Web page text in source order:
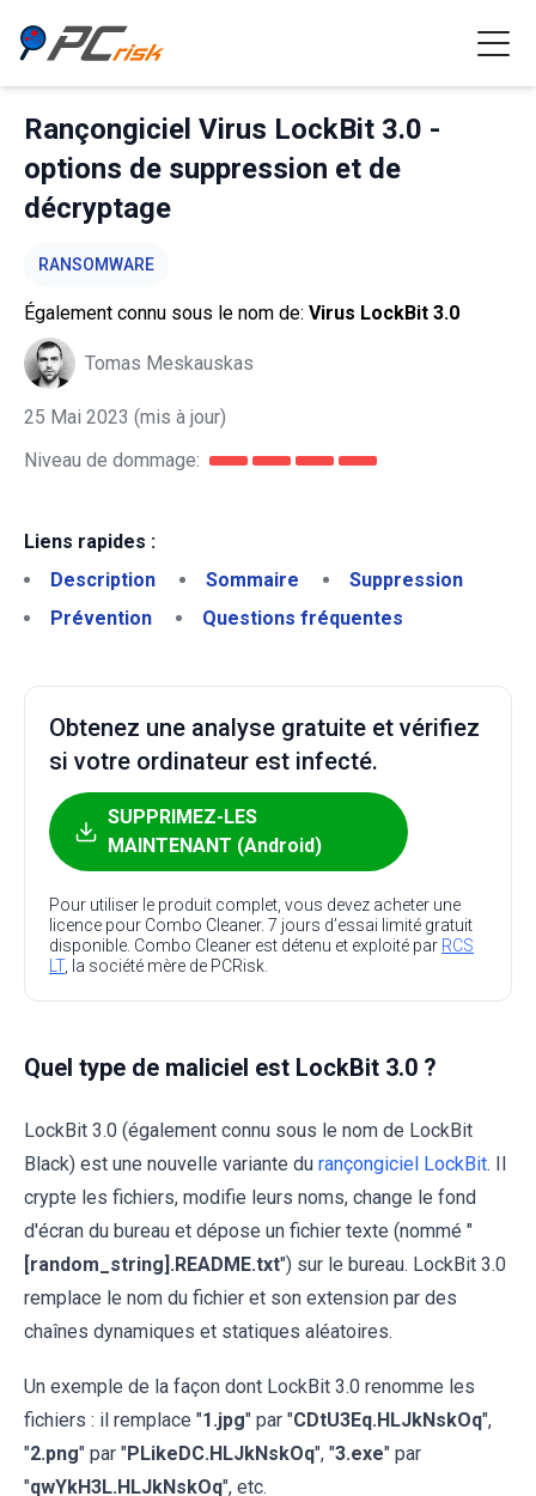
Rançongiciel Virus LockBit 3.0 -
options de suppression et de
décryptage
RANSOMWARE
Également connu sous le nom de: Virus LockBit 3.0
Tomas Meskauskas
25 Mai 2023 (mis à jour)
Niveau de dommage:
Liens rapides :
Description
Sommaire
Suppression
Prévention
Questions fréquentes
Obtenez une analyse gratuite et vérifiez
si votre ordinateur est infecté.
SUPPRIMEZ-LES
MAINTENANT (Android)
Pour utiliser le produit complet, vous devez acheter une
licence pour Combo Cleaner. 7 jours d’essai limité gratuit
disponible. Combo Cleaner est détenu et exploité par RCS
LT, la société mère de PCRisk.
Quel type de maliciel est LockBit 3.0 ?
LockBit 3.0 (également connu sous le nom de LockBit
Black) est une nouvelle variante du rançongiciel LockBit. Il
crypte les fichiers, modifie leurs noms, change le fond
d'écran du bureau et dépose un fichier texte (nommé "
[random_string].README.txt") sur le bureau. LockBit 3.0
remplace le nom du fichier et son extension par des
chaînes dynamiques et statiques aléatoires.
Un exemple de la façon dont LockBit 3.0 renomme les
fichiers : il remplace "1.jpg" par "CDtU3Eq.HLJkNskOq",
"2.png" par "PLikeDC.HLJkNskOq", "3.exe" par
"qwYkH3L.HLJkNskOq", etc.